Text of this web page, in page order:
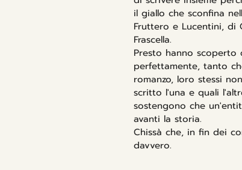
il giallo che sconfina
Fruttero e Lucentini, di
Frascella.
Presto hanno
perfettamente, tanto
romanzo, loro stessi
scritto l'una e quali
sostengono che
avanti la storia.
Chissà che, in fin dei
davvero.